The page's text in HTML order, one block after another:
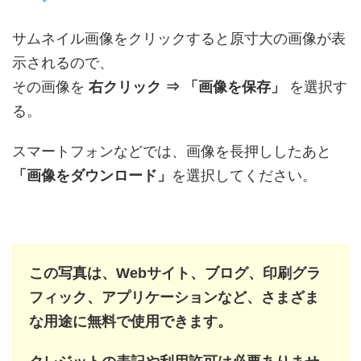
サムネイル画像をクリックすると原寸大の画像が表
示されるので、
その画像を 右クリック ⇒ 「画像を保存」
を選択す
る。
スマートフォンなどでは、画像を長押ししたあと
「画像をダウンロード」 を選択してください。
この写真は、Webサイト、ブログ、印刷グラ
フィック、アプリケーションなど、さまざま
な用途に無料で使用できます。